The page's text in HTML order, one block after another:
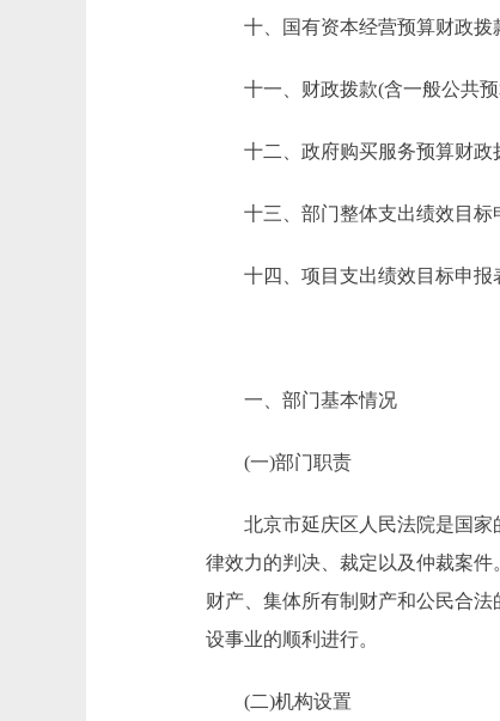
十、国有资本经营预算财政拨
十一、财政拨款(含一般公共预
十二、政府购买服务预算财政
十三、部门整体支出绩效目标
十四、项目支出绩效目标申报
一、部门基本情况
(一)部门职责
北京市延庆区人民法院是国家
律效力的判决、裁定以及仲裁案
财产、集体所有制财产和公民合
设事业的顺利进行。
(二)机构设置